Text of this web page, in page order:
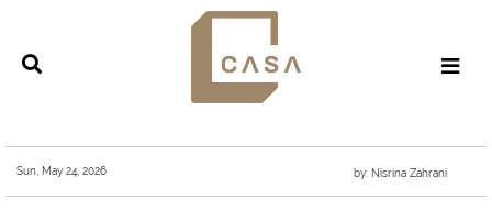
Sun, May 24, 2026 by: Nisrina Zahrani